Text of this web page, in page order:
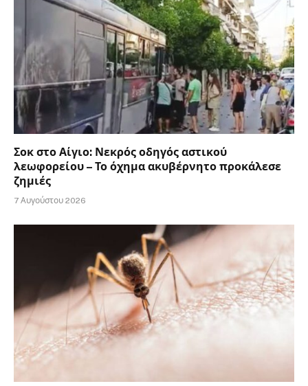
Σοκ στο Αίγιο: Νεκρός οδηγός αστικού
λεωφορείου – Το όχημα ακυβέρνητο προκάλεσε
ζημιές
7 Αυγούστου 2026